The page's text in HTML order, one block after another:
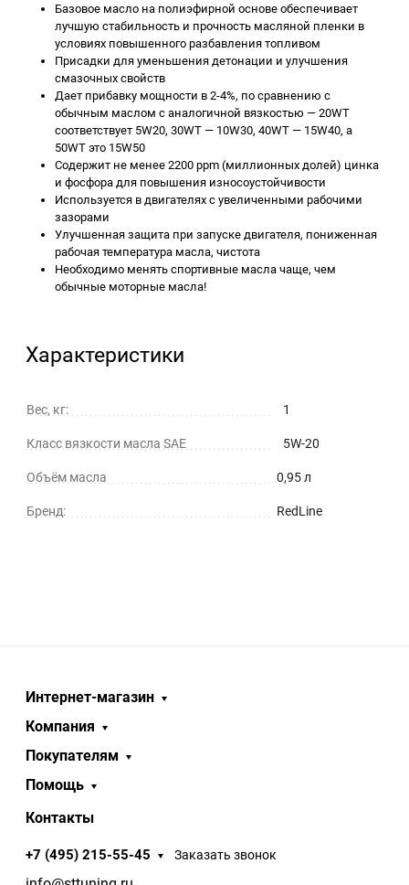
Базовое масло на полиэфирной основе обеспечивает
лучшую стабильность и прочность масляной пленки в
условиях повышенного разбавления топливом
Присадки для уменьшения детонации и улучшения
смазочных свойств
Дает прибавку мощности в 2-4%, по сравнению с
обычным маслом с аналогичной вязкостью — 20WT
соответствует 5W20, 30WT — 10W30, 40WT — 15W40, а
50WT это 15W50
Содержит не менее 2200 ppm (миллионных долей) цинка
и фосфора для повышения износоустойчивости
Используется в двигателях с увеличенными рабочими
зазорами
Улучшенная защита при запуске двигателя, пониженная
рабочая температура масла, чистота
Необходимо менять спортивные масла чаще, чем
обычные моторные масла!
Характеристики
Вес, кг: 1
Класс вязкости масла SAE 5W-20
Объём масла 0,95 л
Бренд: RedLine
Интернет-магазин
Компания
Покупателям
Помощь
Контакты
+7 (495) 215-55-45 Заказать звонок